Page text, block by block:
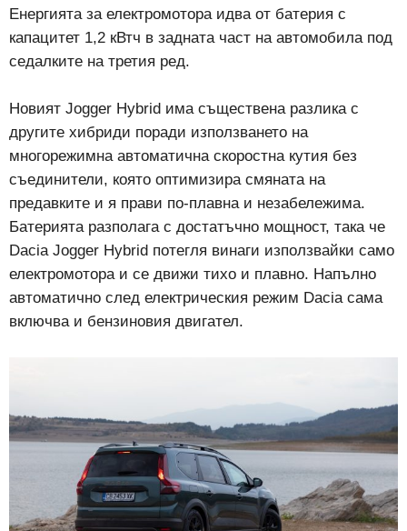
Енергията за електромотора идва от батерия с
капацитет 1,2 кВтч в задната част на автомобила под
седалките на третия ред.
Новият Jogger Hybrid има съществена разлика с
другите хибриди поради използването на
многорежимна автоматична скоростна кутия без
съединители, която оптимизира смяната на
предавките и я прави по-плавна и незабележима.
Батерията разполага с достатъчно мощност, така че
Dacia Jogger Hybrid потегля винаги използвайки само
електромотора и се движи тихо и плавно. Напълно
автоматично след електрическия режим Dacia сама
включва и бензиновия двигател.